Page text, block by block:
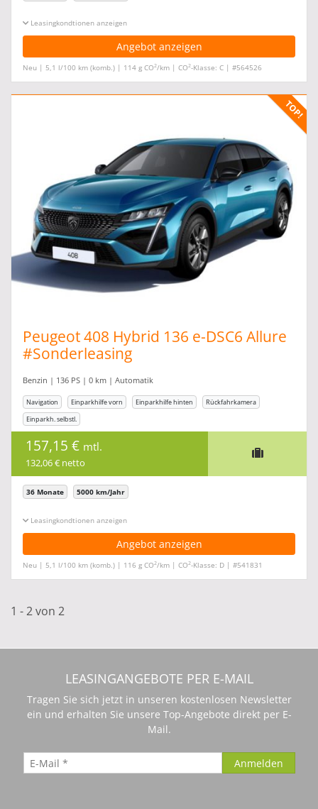
Leasingkonditionen ein-/ausblenden
Angebot anzeigen
Neu | 5,1 l/100 km (komb.) | 114 g CO2/km | CO2-Klasse: C | #564526
Peugeot 408 Hybrid 136 e-DSC6 Allure
#Sonderleasing
Benzin | 136 PS | 0 km | Automatik
Navigation Einparkhilfe vorn Einparkhilfe hinten
Rückfahrkamera
Einparkh. selbstl.
157,15 € mtl.
132,06 € netto
36 Monate 5000 km/Jahr
Leasingkonditionen ein-/ausblenden
Angebot anzeigen
Neu | 5,1 l/100 km (komb.) | 116 g CO2/km | CO2-Klasse: D | #541831
1 - 2 von 2
LEASINGANGEBOTE PER E-MAIL
Tragen Sie sich jetzt in unseren kostenlosen Newsletter
ein und erhalten Sie unsere Top-Angebote direkt per E-
Mail.